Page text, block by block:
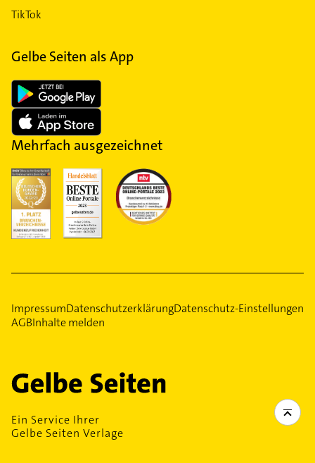
TikTok
Gelbe Seiten als App
Mehrfach ausgezeichnet
ImpressumDatenschutzerklärungDatenschutz-Einstellungen
AGBInhalte melden
Ein Service Ihrer
Gelbe Seiten Verlage